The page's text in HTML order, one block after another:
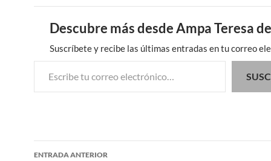
Descubre más desde Ampa Teresa
Suscríbete y recibe las últimas entradas en tu correo
Escribe tu correo electrónico…
Navegación
ENTRADA ANTERIOR